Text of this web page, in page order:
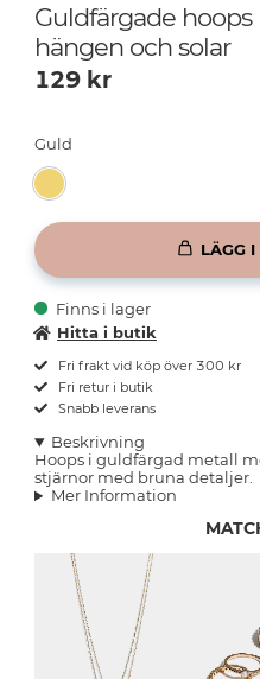
Guldfärgade
hängen och solar
129 kr
Guld
LÄGG
Finns i lager
Hitta i butik
Fri frakt vid köp över 300 kr
Fri retur i butik
Snabb leverans
Beskrivning
Hoops i guldfärgad metall
stjärnor med bruna detaljer.
Mer Information